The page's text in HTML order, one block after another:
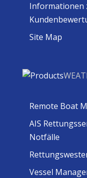
Informationen
Site Map
Remote Boat
AIS
Notfälle
Vessel